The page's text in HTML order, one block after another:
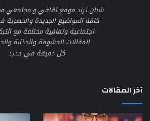
شبان ترند موقع ثقافي و مجتمعي
كافة المواضيع الجديدة
اجتماعية وثقافية مختلفة مع
المقالات المشوقة والجذابة
كل دقيقة في جديد
آخر المقالات